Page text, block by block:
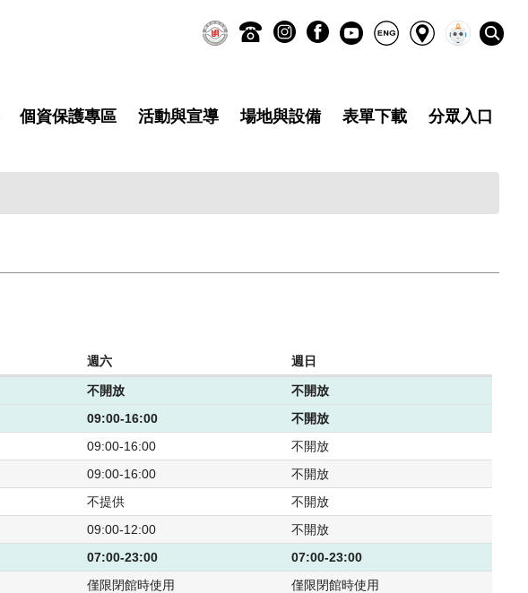
個資保護專區 活動與宣導 場地與設備 表單下載 分眾入口
週六 週日
不開放
不開放
09:00-16:00
不開放
09:00-16:00
不開放
09:00-16:00
不開放
不提供
不開放
09:00-12:00
不開放
07:00-23:00
07:00-23:00
僅限閉館時使用 僅限閉館時使用